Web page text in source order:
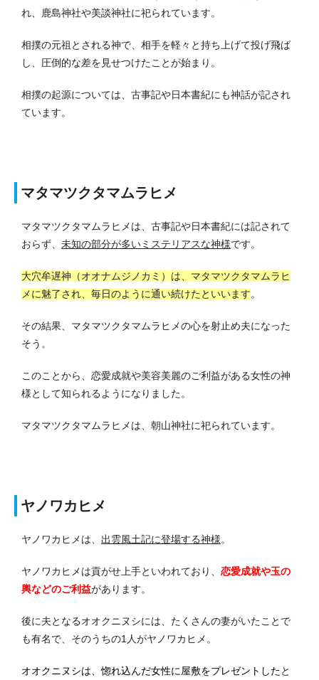
れ、鹿島神社や美談神社に祀られています。
相撲の元祖とされる神で、相手を軽々と持ち上げて投げ飛ば
し、圧倒的な差を見せつけたことが始まり。
相撲の起源については、古事記や日本書紀にも神話が記され
ています。
マタマツクタマムラヒメ
マタマツクタマムラヒメは、古事記や日本書紀には記されて
おらず、 未知の部分が多いミステリアスな神様です。
大穴牟遅神（オオナムジノカミ）は、マタマツクタマムラヒ
メに魅了され、毎日のように通い続けたといいます。
その結果、マタマツクタマムラヒメの心を射止め夫になった
そう。
このことから、恋愛成就や美容美麗のご利益がある女性の神
様として知られるようになりました。
マタマツクタマムラヒメは、朝山神社に祀られています。
ヤノワカヒメ
ヤノワカヒメは、 出雲風土記に登場する神様。
ヤノワカヒメは貢がせ上手といわれており、 恋愛成就や玉の
輿などのご利益があります。
後に夫となるオオクニヌシには、たくさんの妻がいたことで
も有名で、そのうちの1人がヤノワカヒメ。
オオクニヌシは、惚れ込んだ女性に屋敷をプレゼントしたと